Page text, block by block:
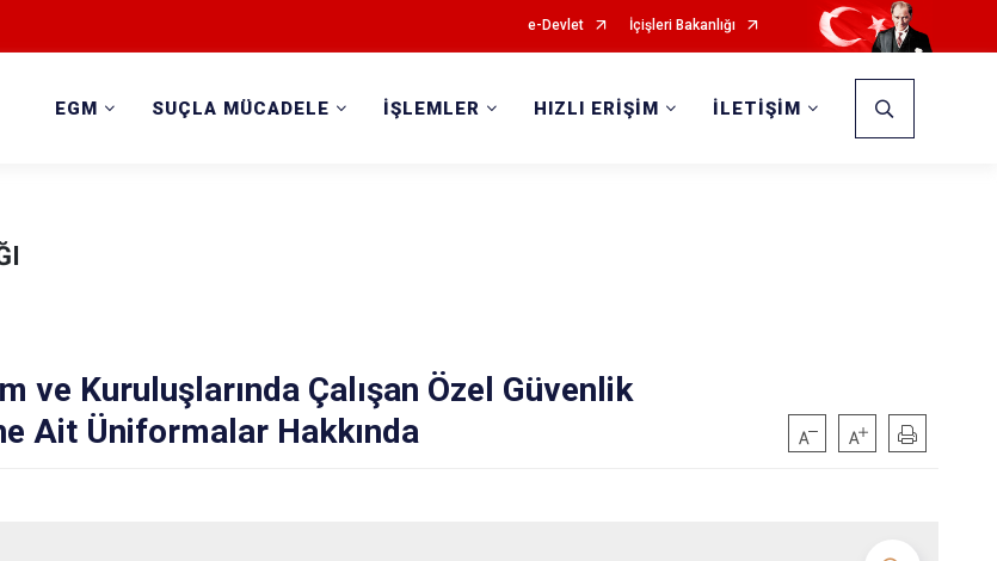
e-Devlet İçişleri Bakanlığı
EGM SUÇLA MÜCADELE İŞLEMLER HIZLI ERİŞİM İLETİŞİM
ve Kuruluşlarında Çalışan Özel Güvenlik
Ait Üniformalar Hakkında